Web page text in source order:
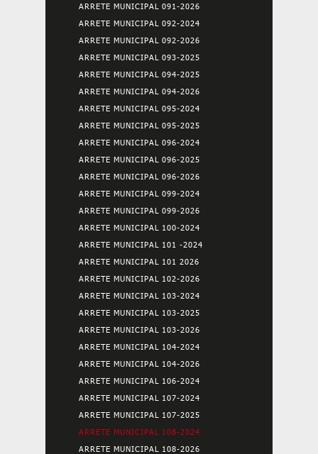
ARRETE MUNICIPAL 091-2026
ARRETE MUNICIPAL 092-2024
ARRETE MUNICIPAL 092-2026
ARRETE MUNICIPAL 093-2025
ARRETE MUNICIPAL 094-2025
ARRETE MUNICIPAL 094-2026
ARRETE MUNICIPAL 095-2024
ARRETE MUNICIPAL 095-2025
ARRETE MUNICIPAL 096-2024
ARRETE MUNICIPAL 096-2025
ARRETE MUNICIPAL 096-2026
ARRETE MUNICIPAL 099-2024
ARRETE MUNICIPAL 099-2026
ARRETE MUNICIPAL 100-2024
ARRETE MUNICIPAL 101 -2024
ARRETE MUNICIPAL 101 2026
ARRETE MUNICIPAL 102-2026
ARRETE MUNICIPAL 103-2024
ARRETE MUNICIPAL 103-2025
ARRETE MUNICIPAL 103-2026
ARRETE MUNICIPAL 104-2024
ARRETE MUNICIPAL 104-2026
ARRETE MUNICIPAL 106-2024
ARRETE MUNICIPAL 107-2024
ARRETE MUNICIPAL 107-2025
ARRETE MUNICIPAL 108-2024
ARRETE MUNICIPAL 108-2026